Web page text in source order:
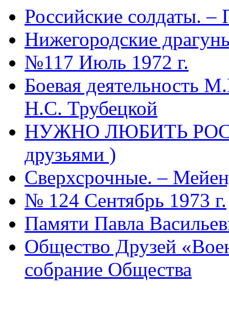
Российские солдаты.
Нижегородские
№117 Июль 1972 г.
Боевая деятельность
Н.С. Трубецкой
НУЖНО ЛЮБИТЬ
друзьями )
Сверхсрочные. –
№ 124 Сентябрь 1973 г.
Памяти Павла
Общество Друзей
собрание Общества